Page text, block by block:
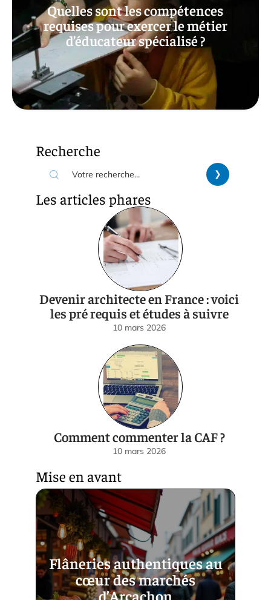
Quelles sont les compétences
requises pour exercer le métier
d’éducateur spécialisé ?
Recherche
Les articles phares
Devenir architecte en France : voici
les pré requis et études à suivre
10 mars 2026
Comment commenter la CAF ?
10 mars 2026
Mise en avant
Flâneries authentiques au
cœur des marchés
d’Arcachon